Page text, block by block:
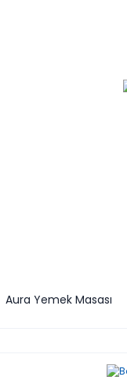
Aura Yemek Masası